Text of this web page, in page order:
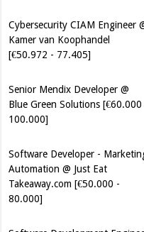
Kamer van Koophandel
[€50.972 - 77.405]
Blue Green Solutions [€60.000 -
100.000]
Automation @ Just Eat
Takeaway.com [€50.000 -
80.000]